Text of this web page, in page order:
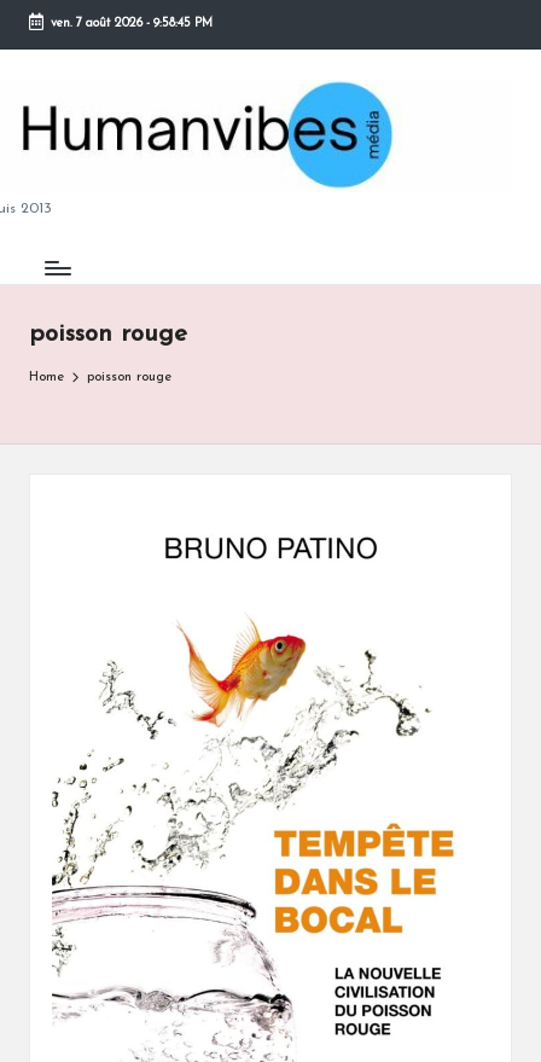
Skip
content
ven. 7 août 2026- 9:58:46 PM
2013
poisson rouge
Home poisson rouge